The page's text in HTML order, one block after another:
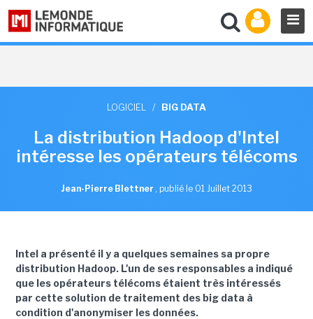
LOGICIEL / BIG DATA
La distribution Hadoop d'Intel
intéresse les opérateurs télécoms
Jean-Pierre Blettner , publié le 01 Juillet 2013
Intel a présenté il y a quelques semaines sa propre
distribution Hadoop. L'un de ses responsables a indiqué
que les opérateurs télécoms étaient très intéressés
par cette solution de traitement des big data à
condition d'anonymiser les données.